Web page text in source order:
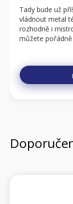
Tady bude už
vládnout metal
rozhodně i
můžete pořádně